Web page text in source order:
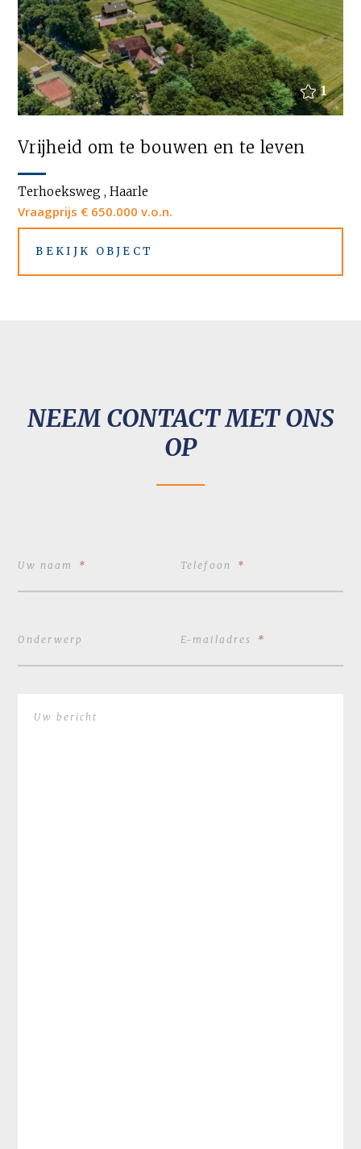
1
Vrijheid om te bouwen en te leven
Terhoeksweg , Haarle
Vraagprijs € 650.000 v.o.n.
BEKIJK OBJECT
NEEM CONTACT MET ONS
OP
Uw naam * Telefoon *
Onderwerp E-mailadres *